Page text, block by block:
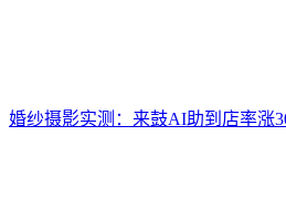
婚纱摄影实测：来鼓AI助到店率涨